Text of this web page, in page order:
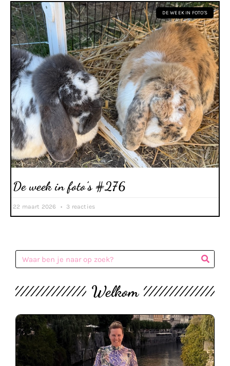
DE WEEK IN FOTO'S
De week in foto’s #276
22 maart 2026 3 reacties
Welkom